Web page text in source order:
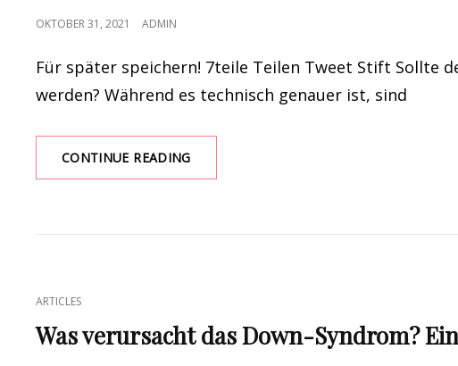
POSTED
OKTOBER 31, 2021 ADMIN
Für später speichern! 7teile Teilen Tweet Stift Sollte
werden? Während es technisch genauer ist, sind
CONTINUE READINGBUNNY
VS
FINDE
IST!
CAT
LINKS
ARTICLES
Was verursacht das Down-Syndrom?